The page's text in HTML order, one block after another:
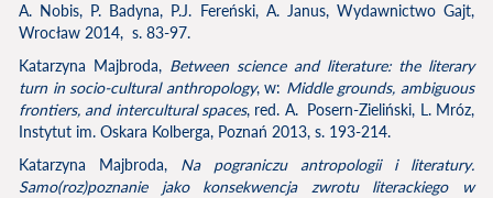
A. Nobis, P. Badyna, P.J. Fereński, A. Janus, Wydawnictwo Gajt,
Wrocław 2014, s. 83-97.
Katarzyna Majbroda, Between science and literature: the literary
turn in socio-cultural anthropology, w: Middle grounds, ambiguous
frontiers, and intercultural spaces, red. A. Posern-Zieliński, L. Mróz,
Instytut im. Oskara Kolberga, Poznań 2013, s. 193-214.
Katarzyna Majbroda, Na pograniczu antropologii i literatury.
Samo(roz)poznanie jako konsekwencja zwrotu literackiego w